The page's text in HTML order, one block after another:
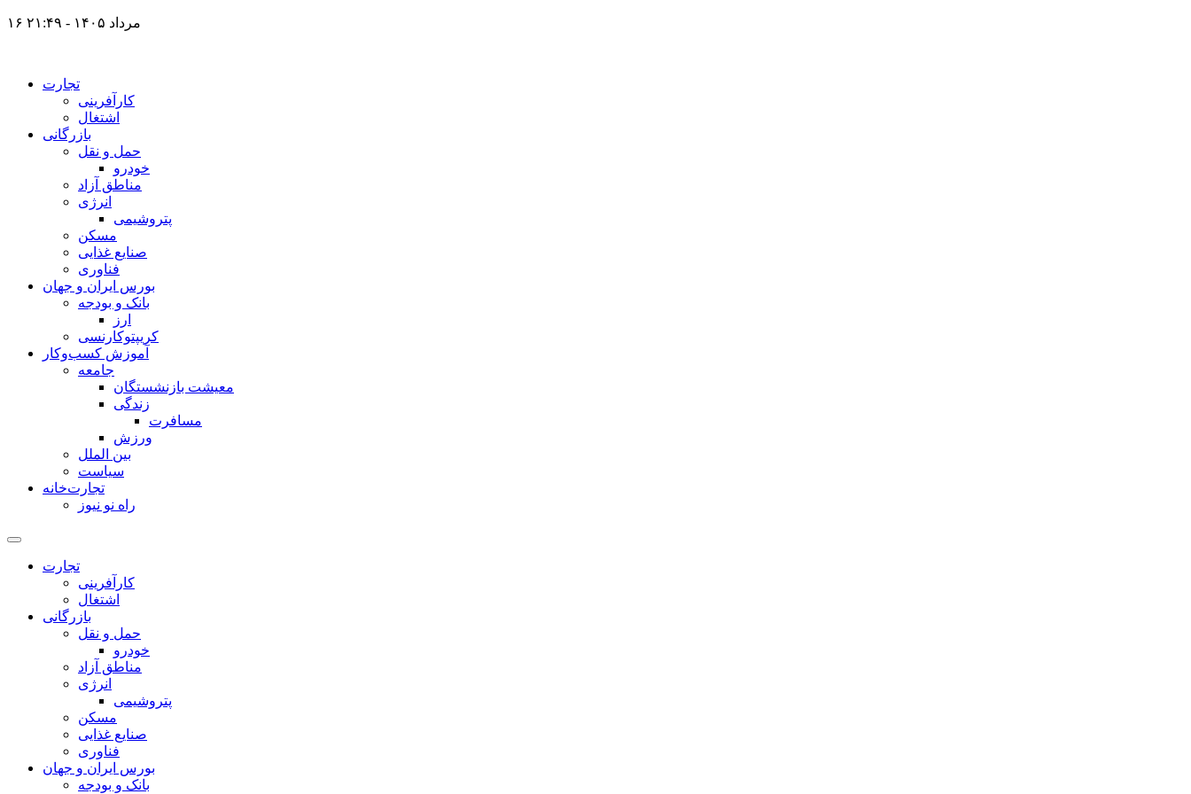
۱۶ مرداد ۱۴۰۵ - ۲۱:۴۹
تجارت
کارآفرینی
اشتغال
بازرگانی
حمل و نقل
خودرو
مناطق آزاد
انرژی
پتروشیمی
مسکن
صنایع غذایی
فناوری
بورس ایران و جهان
بانک و بودجه
ارز
کریپتوکارنسی
آموزش کسب‌وکار
جامعه
معیشت بازنشستگان
زندگی
مسافرت
ورزش
بین الملل
سیاست
تجارت‌خانه
راه نو نیوز
تجارت
کارآفرینی
اشتغال
بازرگانی
حمل و نقل
خودرو
مناطق آزاد
انرژی
پتروشیمی
مسکن
صنایع غذایی
فناوری
بورس ایران و جهان
بانک و بودجه